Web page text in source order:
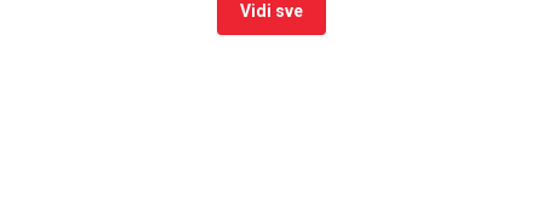
Vidi sve